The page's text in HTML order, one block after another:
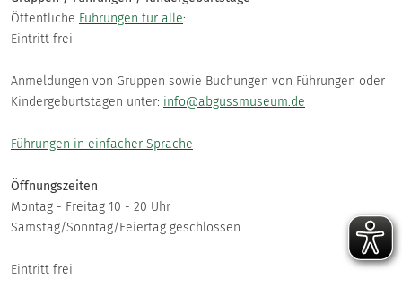
Öffentliche Führungen für alle:
Eintritt frei
Anmeldungen von Gruppen sowie Buchungen von Führungen oder
Kindergeburtstagen unter: info@abgussmuseum.de
Führungen in einfacher Sprache
Öffnungszeiten
Montag - Freitag 10 - 20 Uhr
Samstag/Sonntag/Feiertag geschlossen
Eintritt frei